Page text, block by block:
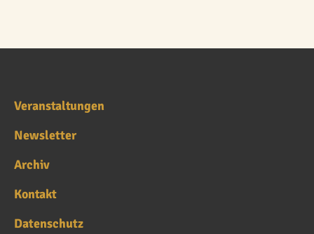
Veranstaltungen
Newsletter
Archiv
Kontakt
Datenschutz